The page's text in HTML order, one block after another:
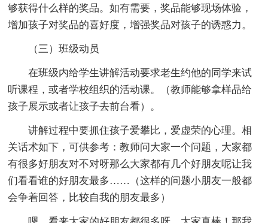
够获得什么样的奖品。如有需要，奖品能够现场体验，
增加孩子对奖品的喜好度，增强奖品对孩子的诱惑力。
（三）班级动员
在班级内给学生讲解活动要求老生约他的同学来试
听课程，或者学校组织的活动课。（教师能够拿样品给
孩子展示或者让孩子去前台看）。
讲解过程中要抓住孩子爱攀比，爱虚荣的心理。相
关话术如下，可供参考：教师问大家一个问题，大家都
有很多好朋友对不对呀那么大家都有几个好朋友呢让我
们看看谁的好朋友最多……（这样的问题小朋友一般都
会争着回答，比较自我的朋友最多）